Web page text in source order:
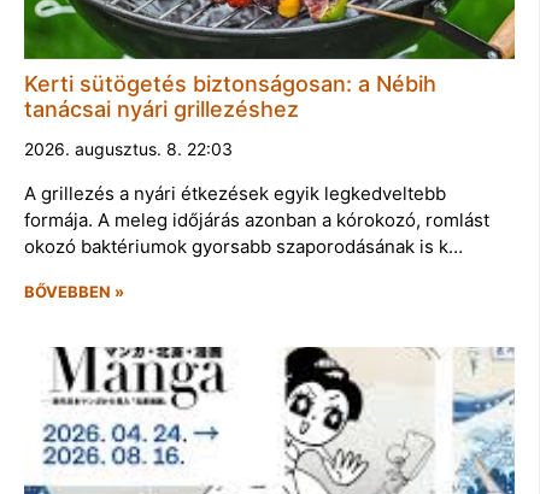
Kerti sütögetés biztonságosan: a Nébih
tanácsai nyári grillezéshez
2026. augusztus. 8. 22:03
A grillezés a nyári étkezések egyik legkedveltebb
formája. A meleg időjárás azonban a kórokozó, romlást
okozó baktériumok gyorsabb szaporodásának is k…
BŐVEBBEN »